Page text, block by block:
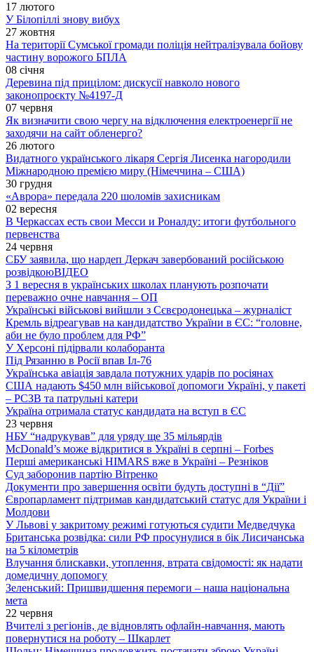
17 лютого
У Білопіллі знову вибух
27 жовтня
На території Сумської громади поліція нейтралізувала бойову
частину ворожого БПЛА
08 січня
Деревина під прицілом: дискусії навколо нового
законопроєкту №4197-Д
07 червня
Як визначити свою чергу на відключення електроенергії не
заходячи на сайт обленерго?
26 лютого
Видатного українського лікаря Сергія Лисенка нагородили
Міжнародною премією миру (Німеччина – США)
30 грудня
«Аврора» передала 220 шоломів захисникам
02 вересня
В Черкассах есть свои Месси и Роналду: итоги футбольного
первенства
24 червня
СБУ заявила, що нардеп Деркач завербований російською
розвідкоюВІДЕО
З 1 вересня в українських школах планують розпочати
переважно очне навчання – ОП
Українські військові вийшли з Сєвєродонецька – журналіст
Кремль відреагував на кандидатство України в ЄС: “головне,
аби не було проблем для РФ”
У Херсоні підірвали колаборанта
Під Рязанню в Росії впав Іл-76
Українська авіація завдала потужних ударів по росіянах
США надають $450 млн військової допомоги Україні, у пакеті
– РСЗВ та патрульні катери
Україна отримала статус кандидата на вступ в ЄС
23 червня
НБУ “надрукував” для уряду ще 35 мільярдів
McDonald’s може відкритися в Україні в серпні – Forbes
Перші американські HIMARS вже в Україні – Резніков
Суд заборонив партію Вітренко
Документи про завершення освіти будуть доступні в “Дії”
Європарламент підтримав кандидатський статус для України і
Молдови
У Львові у закритому режимі готуються судити Медведчука
Британська розвідка: сили РФ просунулися в бік Лисичанська
на 5 кілометрів
Влучання блискавки, утоплення, втрата свідомості: як надати
домедичну допомогу
Зеленський: Пришвидшення перемоги – наша національна
мета
22 червня
Вчителі з регіонів, де відновлять офлайн-навчання, мають
повернутися на роботу – Шкарлет